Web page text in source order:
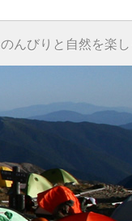
のんびりと自然を楽し